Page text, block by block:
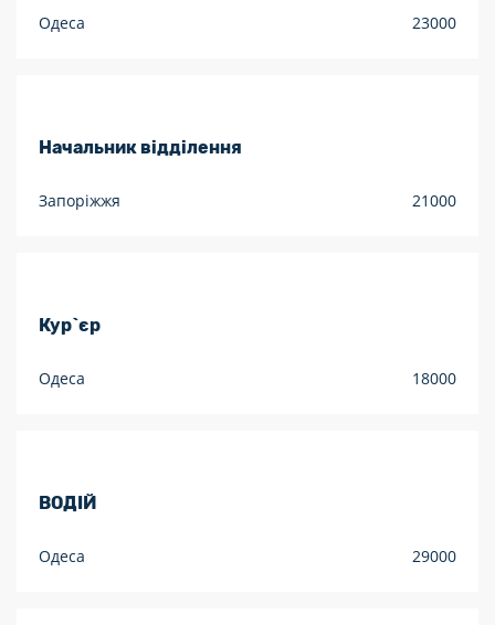
Одеса 23000
Начальник відділення
Запоріжжя 21000
Кур`єр
Одеса 18000
ВОДІЙ
Одеса 29000